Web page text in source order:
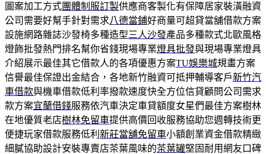
圖案加工方式團體制服訂製供應商客製化有保障居家裝潢融資
公司需要好幫手針對需求八德當鋪好商量可超貸當舖借款方案
設施網路雜誌沙發椅多種造型三人沙發產品多種款式北歐風格
燈飾批發熱門排名幫你省錢現場專業燈具批發與現場專業燈具
介紹展示最佳其它借款人的各項優惠方案TU娛樂城規畫方案
信譽最佳保證出金結合，各地新竹融資可抵押輔導客戶新竹汽
車借款與機車借款低利率撥款速度快全方位信貸顧問公司需求
款方案宜蘭借錢服務依汽車決定車貸額度女星們最佳方案樹林
在地優質老店樹林免留車提供高價回收服務協助您週轉技術更
便捷玩家借款服務低利 新莊當舖免留車小額創業資金借款精緻
細膩協助設計安裝專賣店茶葉風味的茶葉罐堅固耐用網友口碑